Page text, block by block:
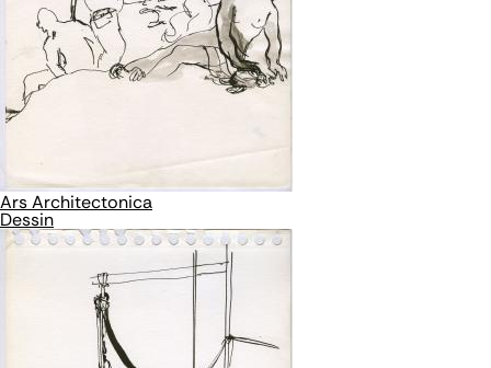
Ars Architectonica
Dessin